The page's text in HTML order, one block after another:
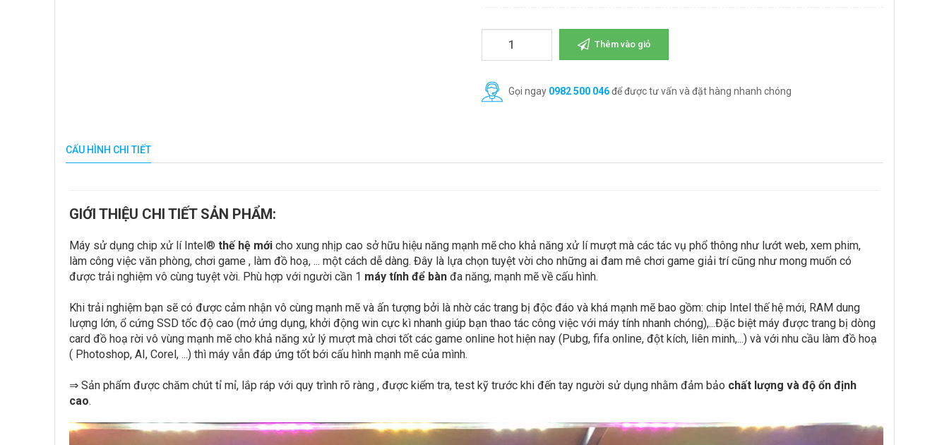
Thêm vào giỏ
Gọi ngay 0982 500 046để được tư vấn và đặt hàng nhanh chóng
CẤU HÌNH CHI TIẾT
GIỚI THIỆU CHI TIẾT SẢN PHẨM:
Máy sử dụng chip xử lí Intel® thế hệ mới cho xung nhịp cao sở hữu hiệu năng mạnh mẽcho khả năng xử lí mượt mà các tác vụ phổ thông như lướt web, xem phim,
làm công việc văn phòng, chơi game , làm đồ hoạ, ... một cách dễ dàng. Đây là lựa chọn tuyệt vời cho những ai đam mê chơi game giải trí cũng như mong muốn có
được trải nghiệm vô cùng tuyệt vời. Phù hợp với người cần 1 máy tính để bàn đa năng, mạnh mẽ về cấu hình.
Khi trải nghiệm bạn sẽ có được cảm nhận vô cùng mạnh mẽ và ấn tượng bởi là nhờ các trang bị độc đáo và khá mạnh mẽ bao gồm: chip Intel thế hệ mới, RAM dung
lượng lớn, ổ cứng SSD tốc độ cao (mở ứng dụng, khởi động win cực kì nhanh giúp bạn thao tác công việc với máy tính nhanh chóng),...Đặc biệt máy được trang bị dòng
card đồ hoạ rời vô vùng mạnh mẽ cho khả năng xử lý mượt mà chơi tốt các game online hot hiện nay (Pubg, fifa online, đột kích, liên minh,...) và với nhu cầu làm đồ hoạ
( Photoshop, AI, Corel, ...) thì máy vẫn đáp ứng tốt bới cấu hình mạnh mẽ của mình.
⇒ Sản phẩm được chăm chút tỉ mỉ, lắp ráp với quy trình rõ ràng , được kiểm tra, test kỹ trước khi đến tay người sử dụng nhằm đảm bảo chất lượng và độ ổn định
cao.